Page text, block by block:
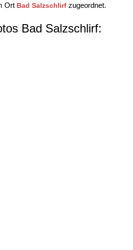
Ort Bad Salzschlirf zugeordnet.
Bad Salzschlirf: